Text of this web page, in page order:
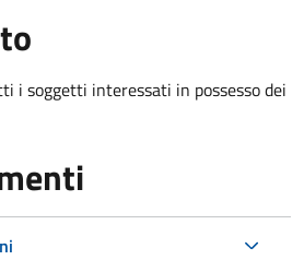
i soggetti interessati in possesso dei